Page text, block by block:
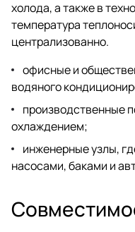
холода, а также в
температура
централизованно.
офисные и
водяного
производственные
охлаждением;
инженерные узлы,
насосами, баками и